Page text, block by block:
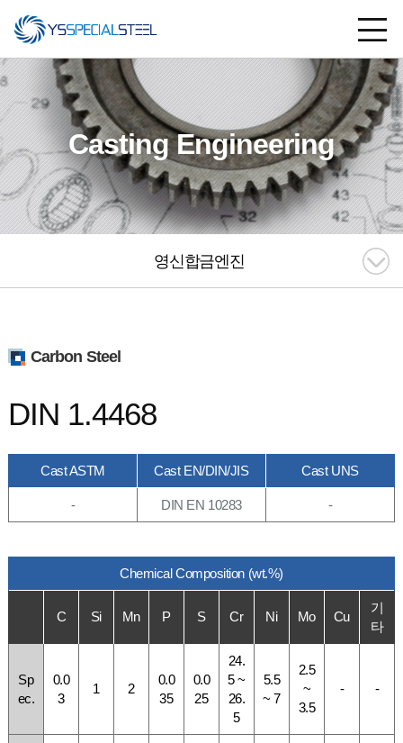
Casting Engineering
영신합금엔진
Carbon Steel
DIN 1.4468
Cast ASTM Cast EN/DIN/JIS Cast UNS
- DIN EN 10283 -
Chemical Composition (wt.%)
C Si Mn P S Cr Ni Mo Cu
기
타
Sp
ec.
0.0
3
1 2
0.0
35
0.0
25
24.
5 ~
26.
5
5.5
~ 7
2.5
~
3.5
- -